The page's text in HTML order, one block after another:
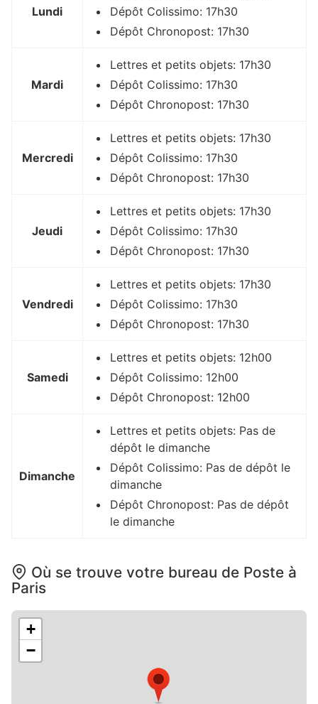
Lundi
Dépôt Colissimo: 17h30
Dépôt Chronopost: 17h30
Mardi
Lettres et petits objets: 17h30
Dépôt Colissimo: 17h30
Dépôt Chronopost: 17h30
Mercredi
Lettres et petits objets: 17h30
Dépôt Colissimo: 17h30
Dépôt Chronopost: 17h30
Jeudi
Lettres et petits objets: 17h30
Dépôt Colissimo: 17h30
Dépôt Chronopost: 17h30
Vendredi
Lettres et petits objets: 17h30
Dépôt Colissimo: 17h30
Dépôt Chronopost: 17h30
Samedi
Lettres et petits objets: 12h00
Dépôt Colissimo: 12h00
Dépôt Chronopost: 12h00
Dimanche
Lettres et petits objets: Pas de
dépôt le dimanche
Dépôt Colissimo: Pas de dépôt le
dimanche
Dépôt Chronopost: Pas de dépôt
le dimanche
Où se trouve votre bureau de Poste à
Paris
+
−